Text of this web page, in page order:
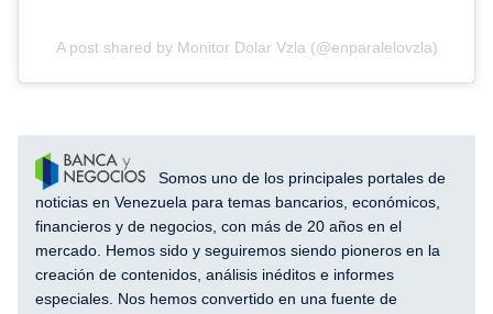
A post shared by Monitor Dolar Vzla (@enparalelovzla)
Somos uno de los principales portales de
noticias en Venezuela para temas bancarios, económicos,
financieros y de negocios, con más de 20 años en el
mercado. Hemos sido y seguiremos siendo pioneros en la
creación de contenidos, análisis inéditos e informes
especiales. Nos hemos convertido en una fuente de